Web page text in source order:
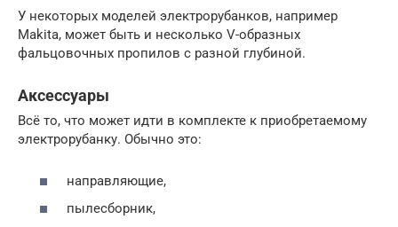
У некоторых моделей электрорубанков, например
Makita, может быть и несколько V-образных
фальцовочных пропилов с разной глубиной.
Аксессуары
Всё то, что может идти в комплекте к приобретаемому
электрорубанку. Обычно это:
направляющие,
пылесборник,